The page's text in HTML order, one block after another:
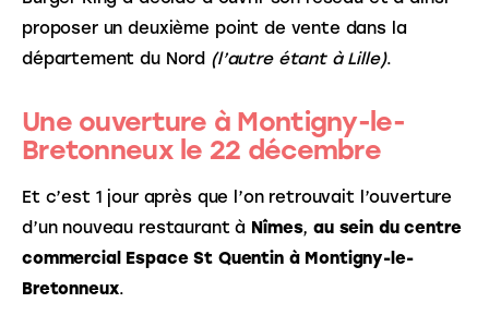
proposer un deuxième point de vente dans la
département du Nord (l’autre étant à Lille).
Une ouverture à Montigny-le-
Bretonneux le 22 décembre
Et c’est 1 jour après que l’on retrouvait l’ouverture
d’un nouveau restaurant à Nîmes, au sein du centre
commercial Espace St Quentin à Montigny-le-
Bretonneux.